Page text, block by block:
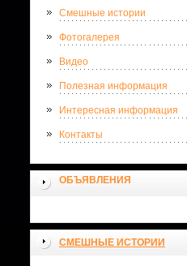
Смешные истории
Фотогалерея
Видео
Полезная информация
Интересная информация
Контакты
ОБЪЯВЛЕНИЯ
СМЕШНЫЕ ИСТОРИИ